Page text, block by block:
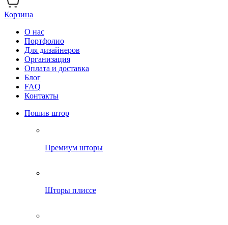
Корзина
О нас
Портфолио
Для дизайнеров
Организация
Оплата и доставка
Блог
FAQ
Контакты
Пошив штор
Премиум шторы
Шторы плиссе